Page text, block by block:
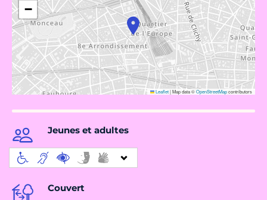
−
Leaflet|Map data ©OpenStreetMapcontributors
Jeunes et adultes
Couvert